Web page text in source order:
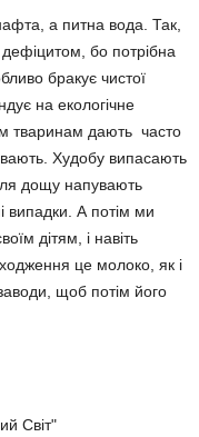
а питна вода. Так,
бо потрібна
бракує чистої
на екологічне
тваринам дають часто
Худобу випасають
дощу напувають
випадки. А потім ми
дітям, і навіть
це молоко, як і
щоб потім його
Світ"